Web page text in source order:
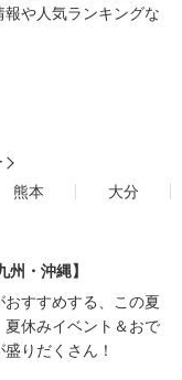
や人気ランキングな
熊本
大分
・沖縄】
すすめする、この夏
休みイベント＆おで
りだくさん！